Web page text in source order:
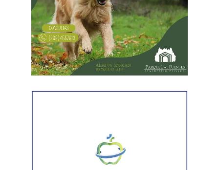
En forma paralela, otra comisión policial se dirigió a
una vivienda ubicada en el barrio Villa Obrera,
señalada por la víctima. Allí se identificó al segundo
sospechosoy se llevaron adelante distintas diligencias
en el marco de la investigación.